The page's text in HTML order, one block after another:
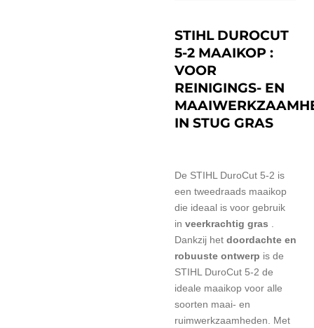
STIHL DUROCUT
5-2 MAAIKOP :
VOOR
REINIGINGS- EN
IN STUG GRAS
De STIHL DuroCut 5-2 is
een tweedraads maaikop
die ideaal is voor gebruik
in veerkrachtig gras
Dankzij het doordachte en
robuuste ontwerp is de
STIHL DuroCut 5-2 de
ideale maaikop voor alle
soorten maai- en
ruimwerkzaamheden.
Met